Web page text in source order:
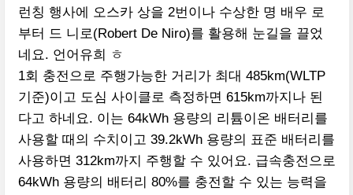
런칭 행사에 오스카 상을 2번이나 수상한 명 배우 로
부터 드 니로(Robert De Niro)를 활용해 눈길을 끌었
네요. 언어유희 ㅎ
1회 충전으로 주행가능한 거리가 최대 485km(WLTP
기준)이고 도심 사이클로 측정하면 615km까지나 된
다고 하네요. 이는 64kWh 용량의 리튬이온 배터리를
사용할 때의 수치이고 39.2kWh 용량의 표준 배터리를
사용하면 312km까지 주행할 수 있어요. 급속충전으로
64kWh 용량의 배터리 80%를 충전할 수 있는 능력을